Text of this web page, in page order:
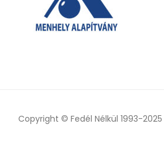
Copyright © Fedél Nélkül 1993-2025